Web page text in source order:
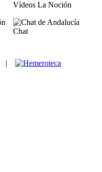
Vídeos La Noción
Chat
|